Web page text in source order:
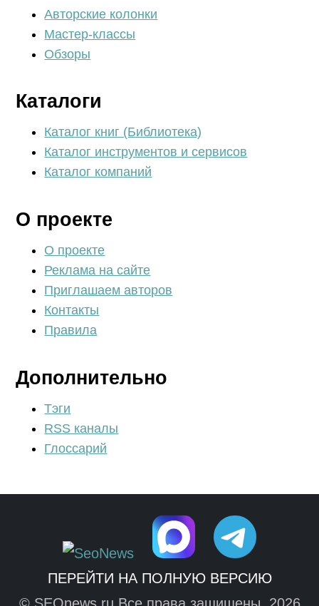
Авторские колонки
Мастер-классы
Обзоры
Каталоги
Каталог книг (Библиотека)
Каталог инструментов и сервисов
Каталог компаний
О проекте
О проекте
Реклама на сайте
Приглашаем авторов
Контакты
Правила
Дополнительно
Тэги
RSS каналы
Глоссарий
ПЕРЕЙТИ НА ПОЛНУЮ ВЕРСИЮ